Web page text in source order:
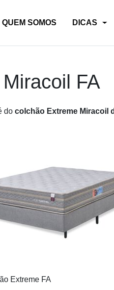
QUEM SOMOS DICAS
FA
do colchão Extreme Miracoil
Extreme FA